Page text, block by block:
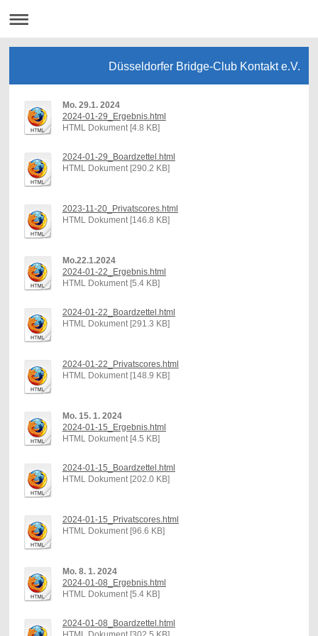
Düsseldorfer Bridge-Club Kontakt e.V.
Mo. 29.1. 2024
2024-01-29_Ergebnis.html
HTML Dokument [4.8 KB]
2024-01-29_Boardzettel.html
HTML Dokument [290.2 KB]
2023-11-20_Privatscores.html
HTML Dokument [146.8 KB]
Mo.22.1.2024
2024-01-22_Ergebnis.html
HTML Dokument [5.4 KB]
2024-01-22_Boardzettel.html
HTML Dokument [291.3 KB]
2024-01-22_Privatscores.html
HTML Dokument [148.9 KB]
Mo. 15. 1. 2024
2024-01-15_Ergebnis.html
HTML Dokument [4.5 KB]
2024-01-15_Boardzettel.html
HTML Dokument [202.0 KB]
2024-01-15_Privatscores.html
HTML Dokument [96.6 KB]
Mo. 8. 1. 2024
2024-01-08_Ergebnis.html
HTML Dokument [5.4 KB]
2024-01-08_Boardzettel.html